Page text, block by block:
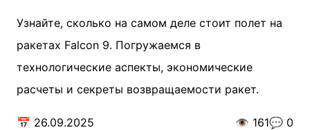
Узнайте, сколько на самом деле стоит полет на
ракетах Falcon 9. Погружаемся в
технологические аспекты, экономические
расчеты и секреты возвращаемости ракет.
📅 26.09.2025 👁️ 161💬 0